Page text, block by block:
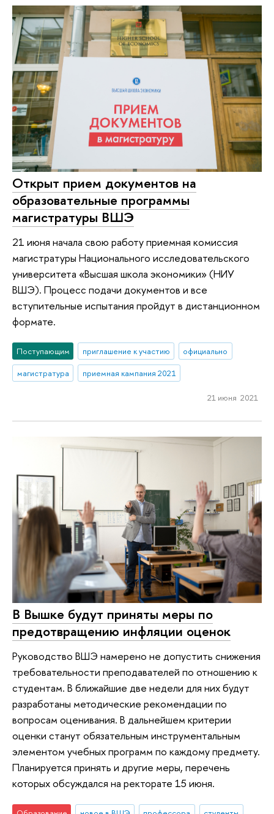
Открыт прием документов на
образовательные программы
магистратуры ВШЭ
21 июня начала свою работу приемная комиссия
магистратуры Национального исследовательского
университета «Высшая школа экономики» (НИУ
ВШЭ). Процесс подачи документов и все
вступительные испытания пройдут в дистанционном
формате.
Поступающим приглашение к участию
официально
магистратура
приемная кампания 2021
21 июня 2021
В Вышке будут приняты меры по
предотвращению инфляции оценок
Руководство ВШЭ намерено не допустить снижения
требовательности преподавателей по отношению к
студентам. В ближайшие две недели для них будут
разработаны методические рекомендации по
вопросам оценивания. В дальнейшем критерии
оценки станут обязательным инструментальным
элементом учебных программ по каждому предмету.
Планируется принять и другие меры, перечень
которых обсуждался на ректорате 15 июня.